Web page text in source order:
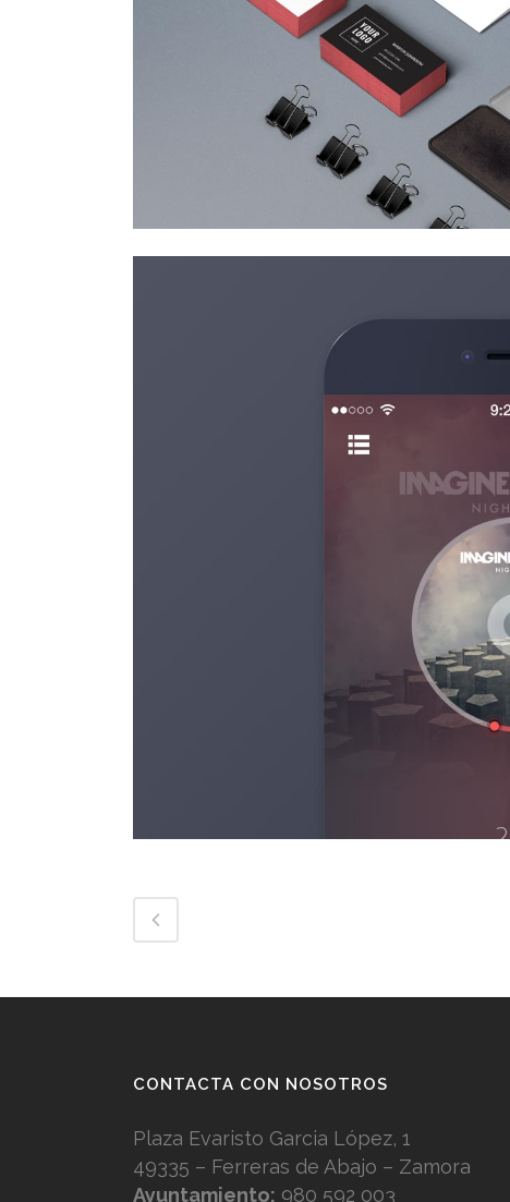
CONTACTA CON NOSOTROS
Plaza Evaristo Garcia López, 1
49335 – Ferreras de Abajo – Zamora
Ayuntamiento: 980 592 003